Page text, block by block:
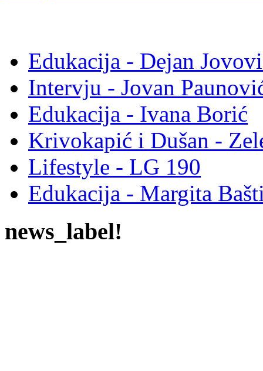
Edukacija - Dejan
Intervju - Jovan
Edukacija - Ivana Borić
Krivokapić i Dušan -
Lifestyle - LG 190
Edukacija - Margita
news_label!